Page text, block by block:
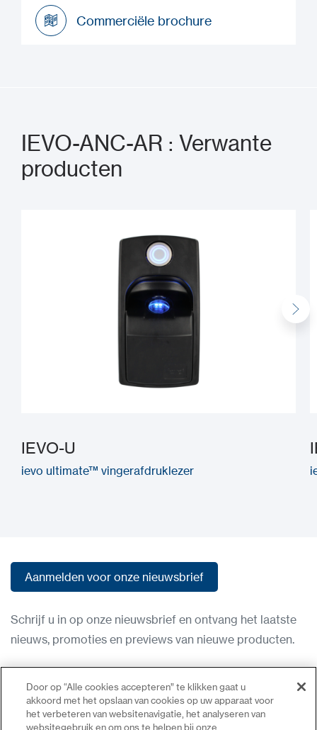
Commerciële brochure
IEVO-ANC-AR : Verwante
producten
IEVO-U
ievo ultimate™ vingerafdruklezer
Aanmelden voor onze nieuwsbrief
Schrijf u in op onze nieuwsbrief en ontvang het laatste
nieuws, promoties en previews van nieuwe producten.
Gebruiksvoorwaarden
Privacybeleid
Neem contact op
Door op “Alle cookies accepteren” te klikken gaat u
akkoord met het opslaan van cookies op uw apparaat voor
het verbeteren van websitenavigatie, het analyseren van
websitegebruik en om ons te helpen bij onze